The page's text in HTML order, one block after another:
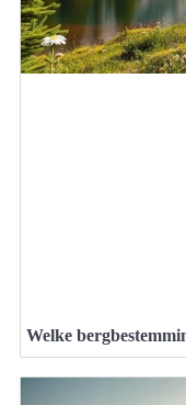
Welke